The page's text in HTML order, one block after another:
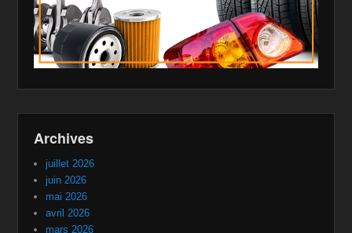
Archives
juillet 2026
juin 2026
mai 2026
avril 2026
mars 2026